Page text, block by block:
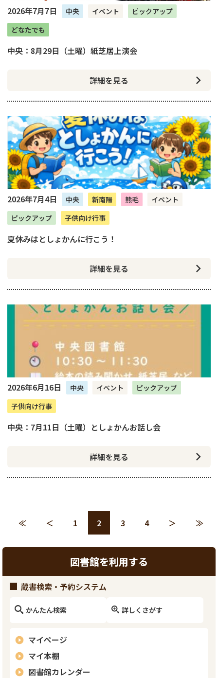
2026年7月7日 中央 イベント
ピックアップ
どなたでも
中央：8月29日（土曜）紙芝居上演会
詳細を見る
2026年7月4日 中央 新南陽 熊毛
イベント
ピックアップ
子供向け行事
夏休みはとしょかんに行こう！
詳細を見る
2026年6月16日 中央 イベント
ピックアップ
子供向け行事
中央：7月11日（土曜）としょかんお話し会
詳細を見る
≪ ＜ 1 2 3 4 ＞ ≫
図書館を利用する
蔵書検索・予約システム
かんたん検索 詳しくさがす
マイページ
マイ本棚
図書館カレンダー